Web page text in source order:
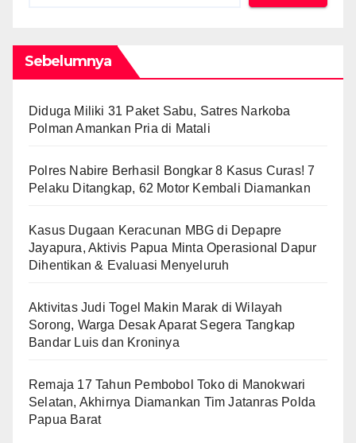
Sebelumnya
Diduga Miliki 31 Paket Sabu, Satres Narkoba
Polman Amankan Pria di Matali
Polres Nabire Berhasil Bongkar 8 Kasus Curas! 7
Pelaku Ditangkap, 62 Motor Kembali Diamankan
Kasus Dugaan Keracunan MBG di Depapre
Jayapura, Aktivis Papua Minta Operasional Dapur
Dihentikan & Evaluasi Menyeluruh
Aktivitas Judi Togel Makin Marak di Wilayah
Sorong, Warga Desak Aparat Segera Tangkap
Bandar Luis dan Kroninya
Remaja 17 Tahun Pembobol Toko di Manokwari
Selatan, Akhirnya Diamankan Tim Jatanras Polda
Papua Barat